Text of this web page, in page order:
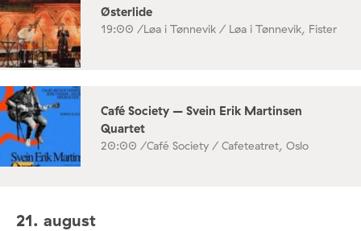
Østerlide
19:00 /Løa i Tønnevik / Løa i Tønnevik, Fister
Café Society – Svein Erik Martinsen
Quartet
20:00 /Café Society / Cafeteatret, Oslo
21. august